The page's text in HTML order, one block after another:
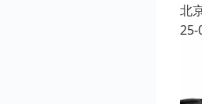
北
25-